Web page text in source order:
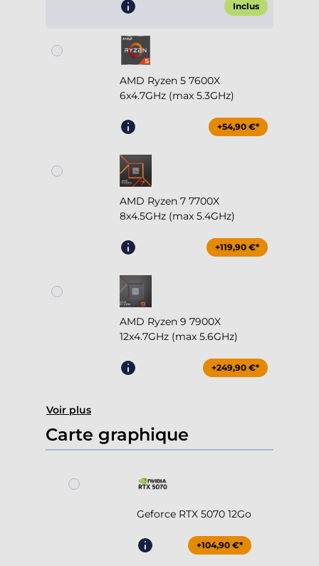
Inclus
AMD Ryzen 5 7600X
6x4.7GHz (max 5.3GHz)
+54,90 €*
AMD Ryzen 7 7700X
8x4.5GHz (max 5.4GHz)
+119,90 €*
AMD Ryzen 9 7900X
12x4.7GHz (max 5.6GHz)
+249,90 €*
Voir plus
Carte graphique
Geforce RTX 5070 12Go
+104,90 €*